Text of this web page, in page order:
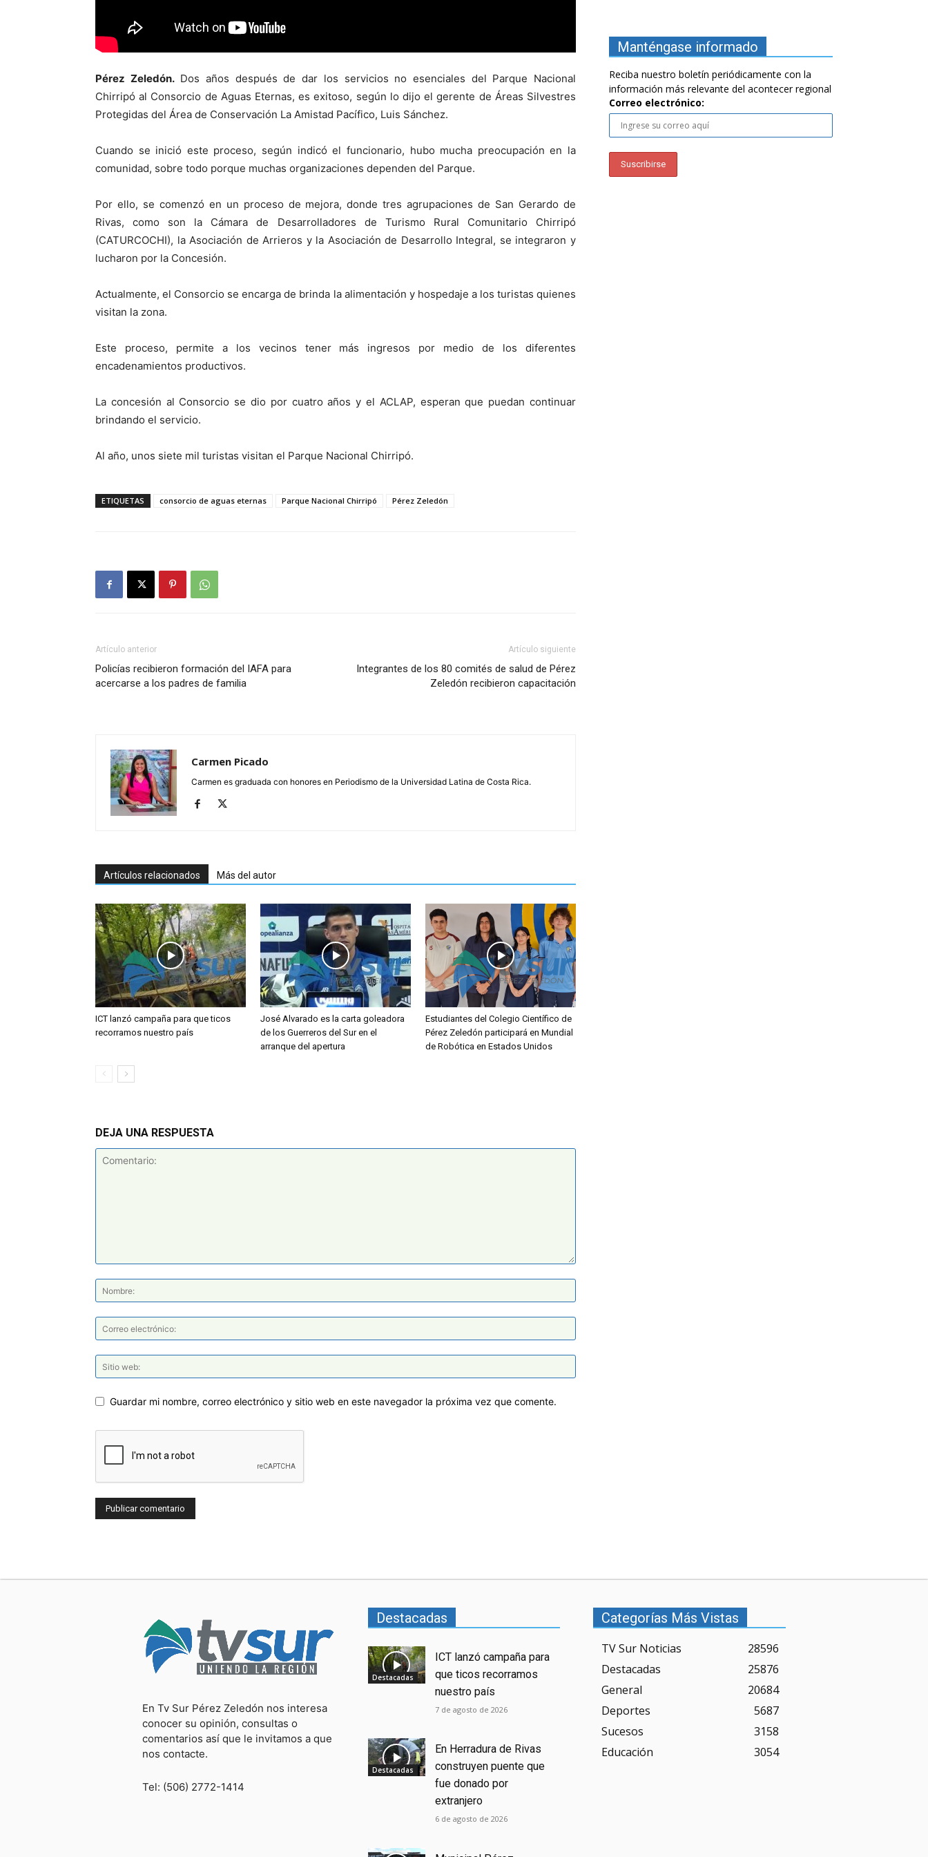
Pérez Zeledón.Dos años después de dar los servicios no esenciales del Parque Nacional
Chirripó al Consorcio de Aguas Eternas, es exitoso, según lo dijo el gerente de Áreas Silvestres
Protegidas del Área de Conservación La Amistad Pacífico, Luis Sánchez.
Cuando se inició este proceso, según indicó el funcionario, hubo mucha preocupación en la
comunidad, sobre todo porque muchas organizaciones dependen del Parque.
Por ello, se comenzó en un proceso de mejora, donde tres agrupaciones de San Gerardo de
Rivas, como son la Cámara de Desarrolladores de Turismo Rural Comunitario Chirripó
(CATURCOCHI), la Asociación de Arrieros y la Asociación de Desarrollo Integral, se integraron y
lucharon por la Concesión.
Actualmente, el Consorcio se encarga de brinda la alimentación y hospedaje a los turistas quienes
visitan la zona.
Este proceso, permite a los vecinos tener más ingresos por medio de los diferentes
encadenamientos productivos.
La concesión al Consorcio se dio por cuatro años y el ACLAP, esperan que puedan continuar
brindando el servicio.
Al año, unos siete mil turistas visitan el Parque Nacional Chirripó.
ETIQUETAS consorcio de aguas eternas Parque Nacional Chirripó Pérez Zeledón
Artículo anterior
Policías recibieron formación del IAFA para
acercarse a los padres de familia
Artículo siguiente
Integrantes de los 80 comités de salud de Pérez
Zeledón recibieron capacitación
Carmen Picado
Carmen es graduada con honores en Periodismo de la Universidad Latina de Costa Rica.
Artículos relacionados Más del autor
ICT lanzó campaña para que ticos
recorramos nuestro país
José Alvarado es la carta goleadora
de los Guerreros del Sur en el
arranque del apertura
Estudiantes del Colegio Científico de
Pérez Zeledón participará en Mundial
de Robótica en Estados Unidos
DEJA UNA RESPUESTA
Guardar mi nombre, correo electrónico y sitio web en este navegador la próxima vez que comente.
Manténgase informado
Reciba nuestro boletín periódicamente con la
información más relevante del acontecer regional
Correo electrónico:
En Tv Sur Pérez Zeledón nos interesa
conocer su opinión, consultas o
comentarios así que le invitamos a que
nos contacte.
Tel: (506) 2772-1414
Destacadas
Destacadas
ICT lanzó campaña para
que ticos recorramos
nuestro país
7 de agosto de 2026
Destacadas
En Herradura de Rivas
construyen puente que
fue donado por
extranjero
6 de agosto de 2026
Categorías Más Vistas
TV Sur Noticias
28596
Destacadas
25876
General
20684
Deportes
5687
Sucesos
3158
Educación
3054